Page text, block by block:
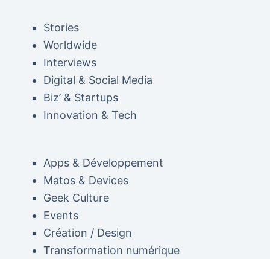
Stories
Worldwide
Interviews
Digital & Social Media
Biz’ & Startups
Innovation & Tech
Apps & Développement
Matos & Devices
Geek Culture
Events
Création / Design
Transformation numérique